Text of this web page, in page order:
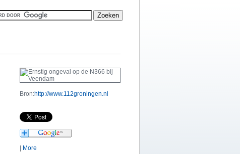
Bron:http://www.112groningen.nl
More